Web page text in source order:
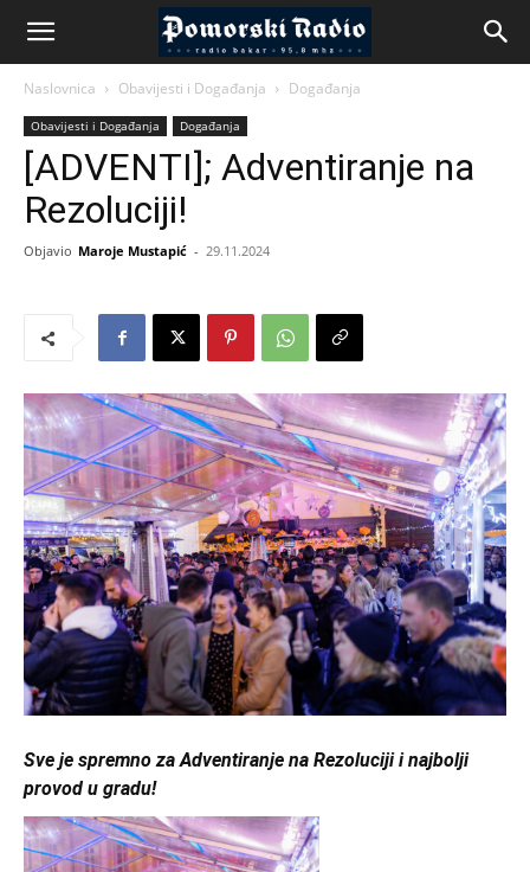
Naslovnica Obavijesti i Događanja Događanja
Obavijesti i Događanja Događanja
[ADVENTI]; Adventiranje na
Rezoluciji!
Objavio Maroje Mustapić - 29.11.2024
Sve je spremno za Adventiranje na Rezoluciji i najbolji
provod u gradu!